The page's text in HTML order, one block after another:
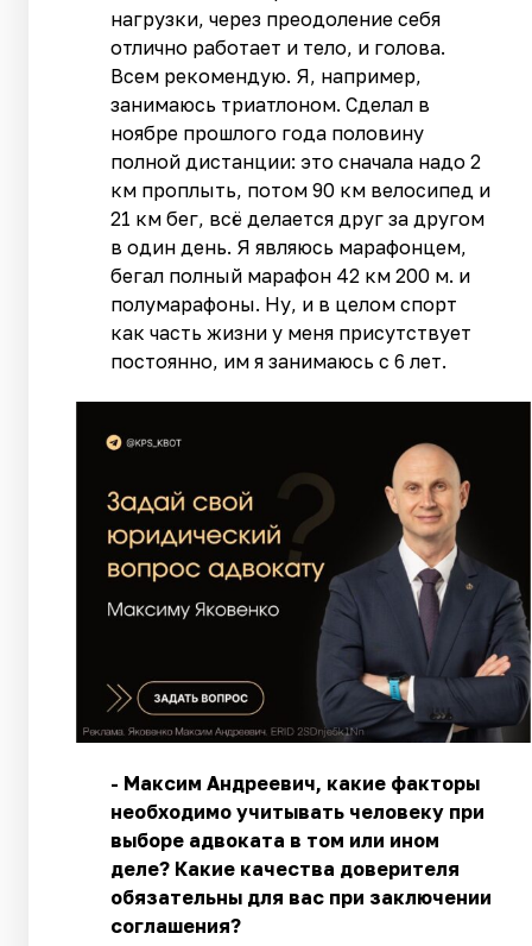
нагрузки, через преодоление себя
отлично работает и тело, и голова.
Всем рекомендую. Я, например,
занимаюсь триатлоном. Сделал в
ноябре прошлого года половину
полной дистанции: это сначала надо 2
км проплыть, потом 90 км велосипед и
21 км бег, всё делается друг за другом
в один день. Я являюсь марафонцем,
бегал полный марафон 42 км 200 м. и
полумарафоны. Ну, и в целом спорт
как часть жизни у меня присутствует
постоянно, им я занимаюсь с 6 лет.
- Максим Андреевич, какие факторы
необходимо учитывать человеку при
выборе адвоката в том или ином
деле? Какие качества доверителя
обязательны для вас при заключении
соглашения?